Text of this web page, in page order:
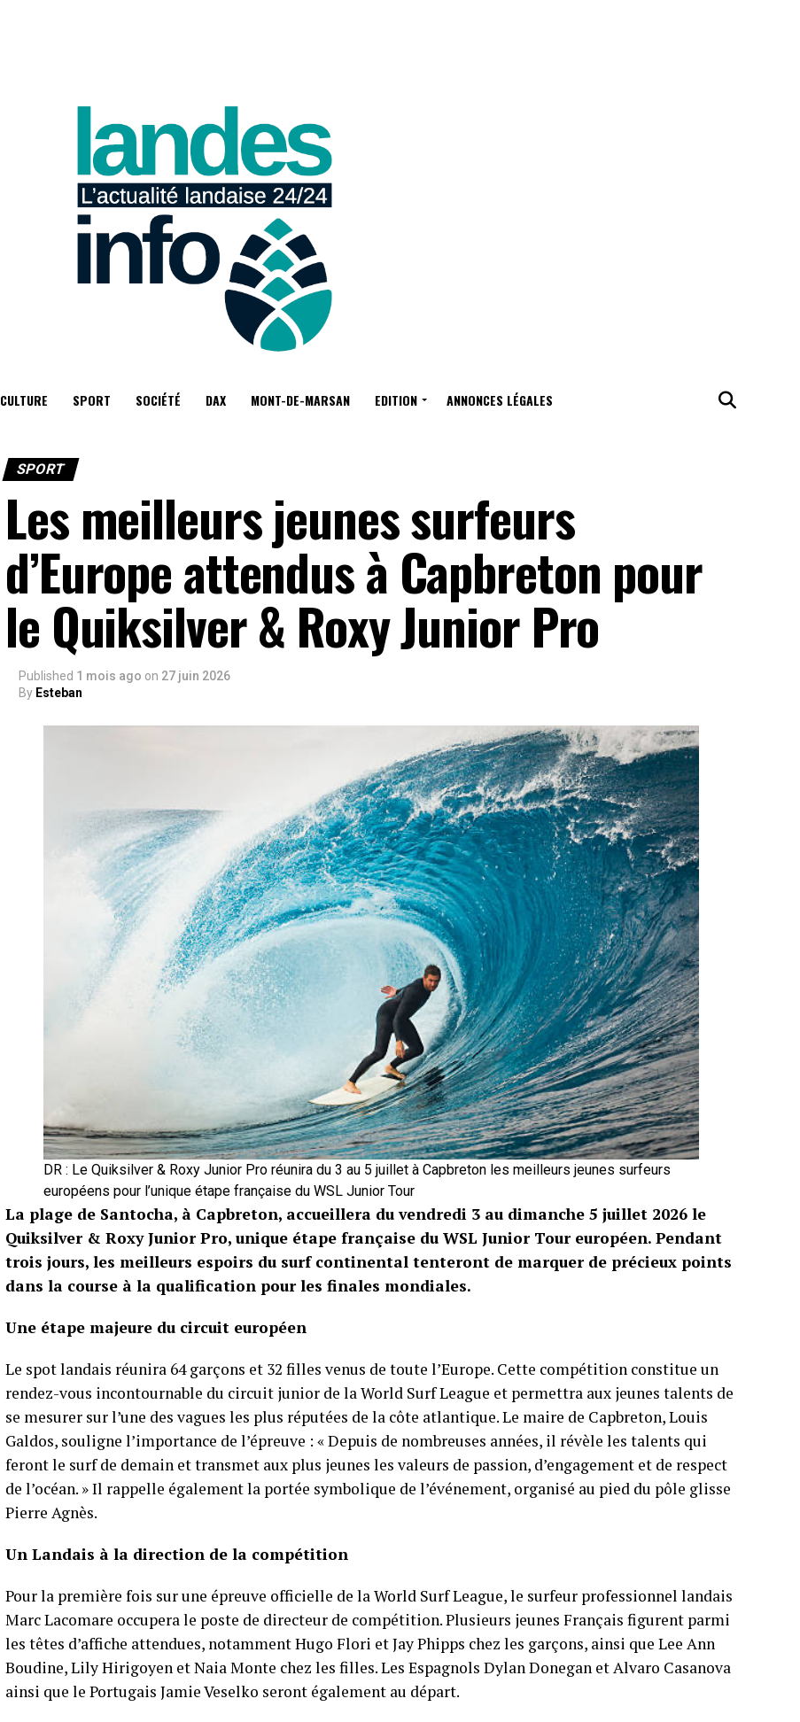
CULTURE SPORT SOCIÉTÉ DAX MONT-DE-MARSAN EDITION ANNONCES LÉGALES
SPORT
Les meilleurs jeunes surfeurs
d’Europe attendus à Capbreton pour
le Quiksilver & Roxy Junior Pro
Published 1 mois ago on 27 juin 2026
By Esteban
DR : Le Quiksilver & Roxy Junior Pro réunira du 3 au 5 juillet à Capbreton les meilleurs jeunes surfeurs
européens pour l’unique étape française du WSL Junior Tour
La plage de Santocha, à Capbreton, accueillera du vendredi 3 au dimanche 5 juillet 2026 le
Quiksilver & Roxy Junior Pro, unique étape française du WSL Junior Tour européen. Pendant
trois jours, les meilleurs espoirs du surf continental tenteront de marquer de précieux points
dans la course à la qualification pour les finales mondiales.
Une étape majeure du circuit européen
Le spot landais réunira 64 garçons et 32 filles venus de toute l’Europe. Cette compétition constitue un
rendez-vous incontournable du circuit junior de la World Surf League et permettra aux jeunes talents de
se mesurer sur l’une des vagues les plus réputées de la côte atlantique. Le maire de Capbreton, Louis
Galdos, souligne l’importance de l’épreuve : « Depuis de nombreuses années, il révèle les talents qui
feront le surf de demain et transmet aux plus jeunes les valeurs de passion, d’engagement et de respect
de l’océan. » Il rappelle également la portée symbolique de l’événement, organisé au pied du pôle glisse
Pierre Agnès.
Un Landais à la direction de la compétition
Pour la première fois sur une épreuve officielle de la World Surf League, le surfeur professionnel landais
Marc Lacomare occupera le poste de directeur de compétition. Plusieurs jeunes Français figurent parmi
les têtes d’affiche attendues, notamment Hugo Flori et Jay Phipps chez les garçons, ainsi que Lee Ann
Boudine, Lily Hirigoyen et Naia Monte chez les filles. Les Espagnols Dylan Donegan et Alvaro Casanova
ainsi que le Portugais Jamie Veselko seront également au départ.